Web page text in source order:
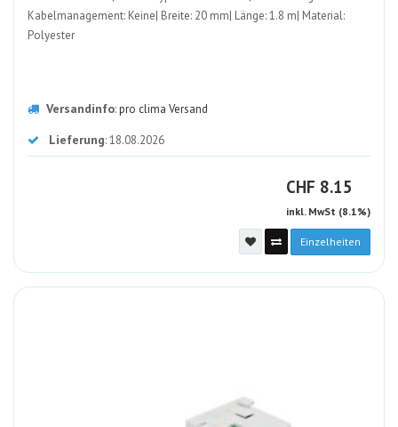
Kabelmanagement: Keine| Breite: 20 mm| Länge: 1.8 m| Material:
Polyester
Versandinfo:pro clima Versand
Lieferung: 18.08.2026
CHF CHF
8.15
inkl. MwSt (8.1%)
Einzelheiten